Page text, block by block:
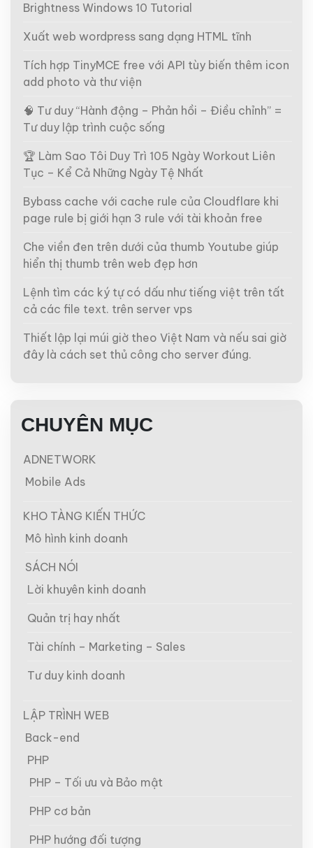
Brightness Windows 10 Tutorial
Xuất web wordpress sang dạng HTML tĩnh
Tích hợp TinyMCE free với API tùy biến thêm icon
add photo và thư viện
🧠 Tư duy “Hành động – Phản hồi – Điều chỉnh” =
Tư duy lập trình cuộc sống
🏆 Làm Sao Tôi Duy Trì 105 Ngày Workout Liên
Tục – Kể Cả Những Ngày Tệ Nhất
Bybass cache với cache rule của Cloudflare khi
page rule bị giới hạn 3 rule với tài khoản free
Che viền đen trên dưới của thumb Youtube giúp
hiển thị thumb trên web đẹp hơn
Lệnh tìm các ký tự có dấu như tiếng việt trên tất
cả các file text. trên server vps
Thiết lập lại múi giờ theo Việt Nam và nếu sai giờ
đây là cách set thủ công cho server đúng.
CHUYÊN MỤC
ADNETWORK
Mobile Ads
KHO TÀNG KIẾN THỨC
Mô hình kinh doanh
SÁCH NÓI
Lời khuyên kinh doanh
Quản trị hay nhất
Tài chính – Marketing – Sales
Tư duy kinh doanh
LẬP TRÌNH WEB
Back-end
PHP
PHP – Tối ưu và Bảo mật
PHP cơ bản
PHP hướng đối tượng